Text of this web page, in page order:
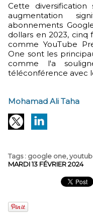
Cette
augmentation
abonnements
dollars en 2023, cinq
comme YouTube
One sont les
comme l'a
téléconférence avec
Mohamad Ali Taha
Tags: google one,
MARDI 13 FÉVRIER 2024